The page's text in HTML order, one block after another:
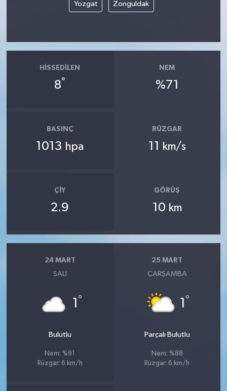
Yozgat Zonguldak
HISSEDILEN
8°
NEM
%71
BASINÇ
1013 hpa
RÜZGAR
km/s
ÇIY
2.9
GÖRÜŞ
10 km
24 MART
SALI
1 °
Bulutlu
Nem: %91
Rüzgar: 6 km/h
25 MART
ÇARŞAMBA
1 °
Parçalı Bulutlu
Nem: %88
Rüzgar: 6 km/h